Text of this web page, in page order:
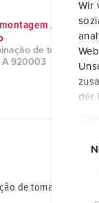
Wir
der
/
de tomadas
A 920003
de tomadas com